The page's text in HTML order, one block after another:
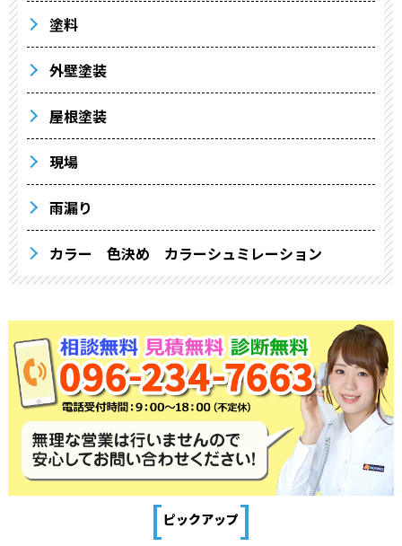
塗料
外壁塗装
屋根塗装
現場
雨漏り
カラー 色決め カラーシュミレーション
[ピックアップ]